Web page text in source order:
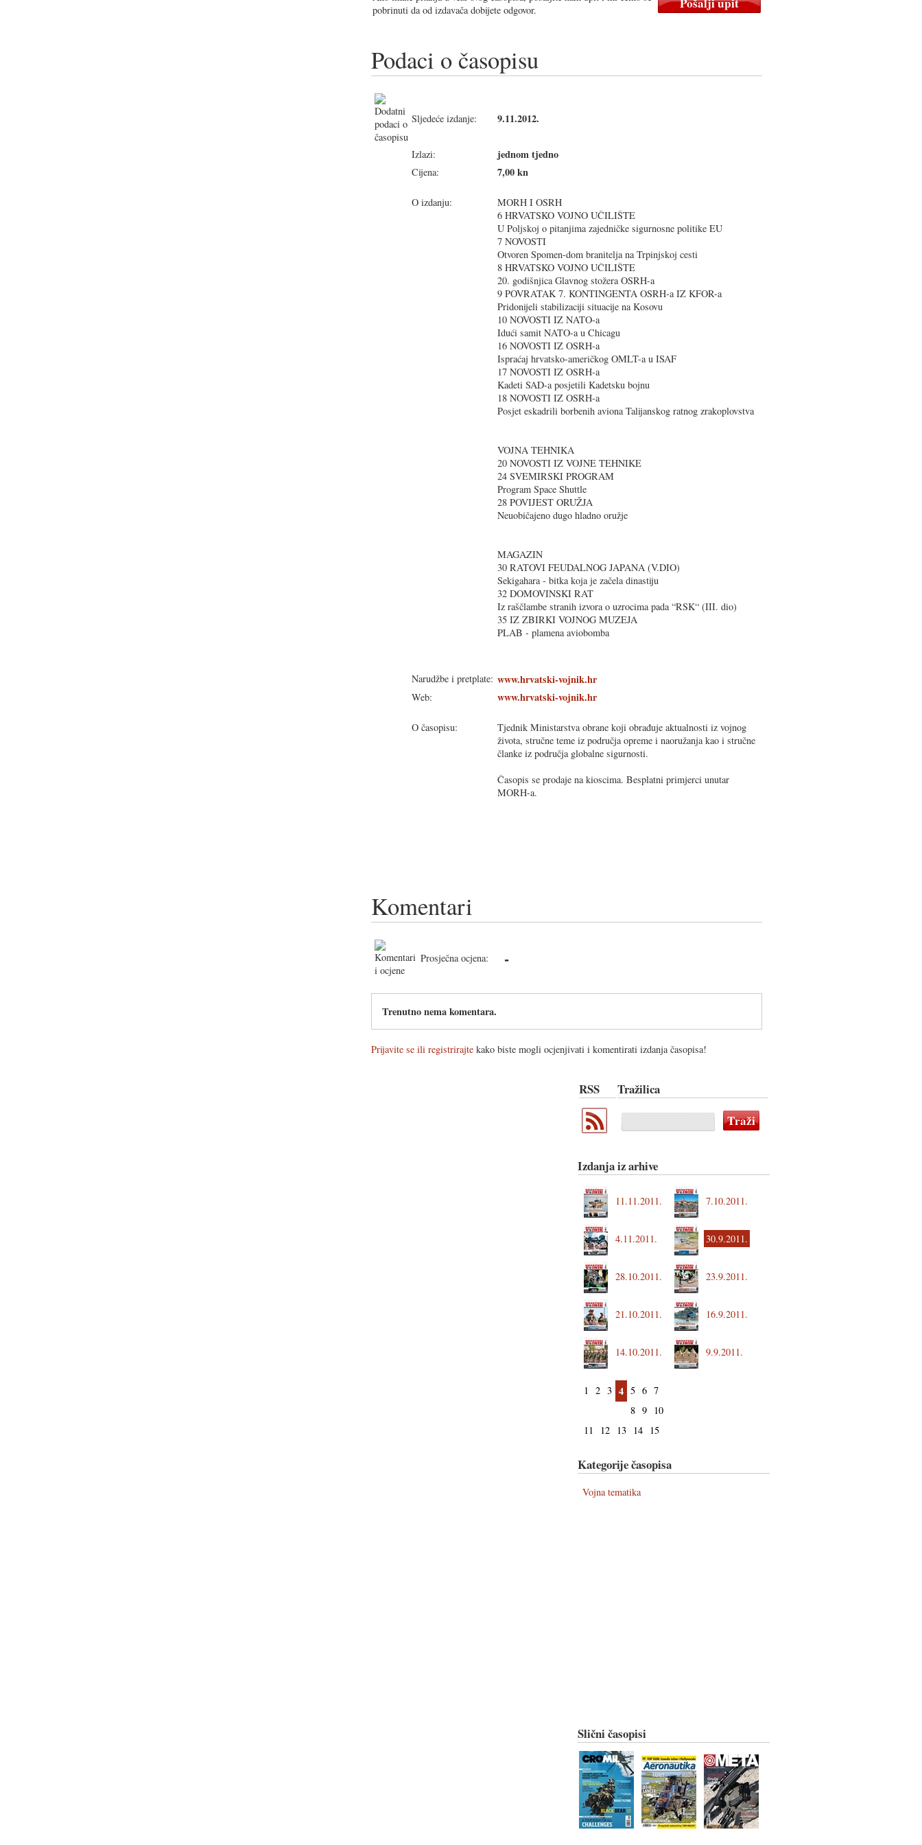
pobrinuti da od izdavača dobijete odgovor.
Podaci o časopisu
Sljedeće izdanje: 9.11.2012.
Izlazi: jednom tjedno
Cijena: 7,00 kn
O izdanju:
MORH I OSRH
6 HRVATSKO VOJNO UČILIŠTE
U Poljskoj o pitanjima zajedničke sigurnosne politike EU
7 NOVOSTI
Otvoren Spomen-dom branitelja na Trpinjskoj cesti
8 HRVATSKO VOJNO UČILIŠTE
20. godišnjica Glavnog stožera OSRH-a
9 POVRATAK 7. KONTINGENTA OSRH-a IZ KFOR-a
Pridonijeli stabilizaciji situacije na Kosovu
10 NOVOSTI IZ NATO-a
Idući samit NATO-a u Chicagu
16 NOVOSTI IZ OSRH-a
Ispraćaj hrvatsko-američkog OMLT-a u ISAF
17 NOVOSTI IZ OSRH-a
Kadeti SAD-a posjetili Kadetsku bojnu
18 NOVOSTI IZ OSRH-a
Posjet eskadrili borbenih aviona Talijanskog ratnog zrakoplovstva
VOJNA TEHNIKA
20 NOVOSTI IZ VOJNE TEHNIKE
24 SVEMIRSKI PROGRAM
Program Space Shuttle
28 POVIJEST ORUŽJA
Neuobičajeno dugo hladno oružje
MAGAZIN
30 RATOVI FEUDALNOG JAPANA (V.DIO)
Sekigahara - bitka koja je začela dinastiju
32 DOMOVINSKI RAT
Iz raščlambe stranih izvora o uzrocima pada “RSK“ (III. dio)
35 IZ ZBIRKI VOJNOG MUZEJA
PLAB - plamena aviobomba
Narudžbe i pretplate: www.hrvatski-vojnik.hr
Web: www.hrvatski-vojnik.hr
O časopisu:
Tjednik Ministarstva obrane koji obrađuje aktualnosti iz vojnog
života, stručne teme iz područja opreme i naoružanja kao i stručne
članke iz područja globalne sigurnosti.
Časopis se prodaje na kioscima. Besplatni primjerci unutar
MORH-a.
Komentari
Prosječna ocjena: -
Trenutno nema komentara.
Prijavite se ili registrirajte kako biste mogli ocjenjivati i komentirati izdanja časopisa!
RSS Tražilica
Izdanja iz arhive
11.11.2011. 7.10.2011.
4.11.2011. 30.9.2011.
28.10.2011. 23.9.2011.
21.10.2011. 16.9.2011.
14.10.2011. 9.9.2011.
1 2 3 4 5 6 7
8 9
10
11
12 13 14 15
Kategorije časopisa
Vojna tematika
Slični časopisi